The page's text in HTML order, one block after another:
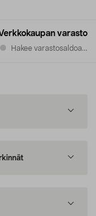
varasto
Hakee varastosaldoa...